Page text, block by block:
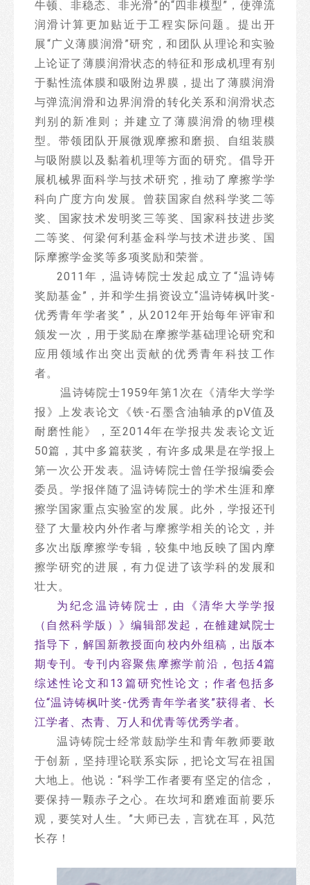
牛顿、非稳态、非光滑”的“四非模型”，使弹流
润滑计算更加贴近于工程实际问题。提出开
展“广义薄膜润滑”研究，和团队从理论和实验
上论证了薄膜润滑状态的特征和形成机理有别
于黏性流体膜和吸附边界膜，提出了薄膜润滑
与弹流润滑和边界润滑的转化关系和润滑状态
判别的新准则；并建立了薄膜润滑的物理模
型。带领团队开展微观摩擦和磨损、自组装膜
与吸附膜以及黏着机理等方面的研究。倡导开
展机械界面科学与技术研究，推动了摩擦学学
科向广度方向发展。曾获国家自然科学奖二等
奖、国家技术发明奖三等奖、国家科技进步奖
二等奖、何梁何利基金科学与技术进步奖、国
际摩擦学金奖等多项奖励和荣誉。
2011年，温诗铸院士发起成立了“温诗铸
奖励基金”，并和学生捐资设立“温诗铸枫叶奖-
优秀青年学者奖”，从2012年开始每年评审和
颁发一次，用于奖励在摩擦学基础理论研究和
应用领域作出突出贡献的优秀青年科技工作
者。
温诗铸院士1959年第1次在《清华大学学
报》上发表论文《铁-石墨含油轴承的pV值及
耐磨性能》，至2014年在学报共发表论文近
50篇，其中多篇获奖，有许多成果是在学报上
第一次公开发表。温诗铸院士曾任学报编委会
委员。学报伴随了温诗铸院士的学术生涯和摩
擦学国家重点实验室的发展。此外，学报还刊
登了大量校内外作者与摩擦学相关的论文，并
多次出版摩擦学专辑，较集中地反映了国内摩
擦学研究的进展，有力促进了该学科的发展和
壮大。
为纪念温诗铸院士，由《清华大学学报
（自然科学版）》编辑部发起，在雒建斌院士
指导下，解国新教授面向校内外组稿，出版本
期专刊。专刊内容聚焦摩擦学前沿，包括4篇
综述性论文和13篇研究性论文；作者包括多
位“温诗铸枫叶奖-优秀青年学者奖”获得者、长
江学者、杰青、万人和优青等优秀学者。
温诗铸院士经常鼓励学生和青年教师要敢
于创新，坚持理论联系实际，把论文写在祖国
大地上。他说：“科学工作者要有坚定的信念，
要保持一颗赤子之心。在坎坷和磨难面前要乐
观，要笑对人生。”大师已去，言犹在耳，风范
长存！